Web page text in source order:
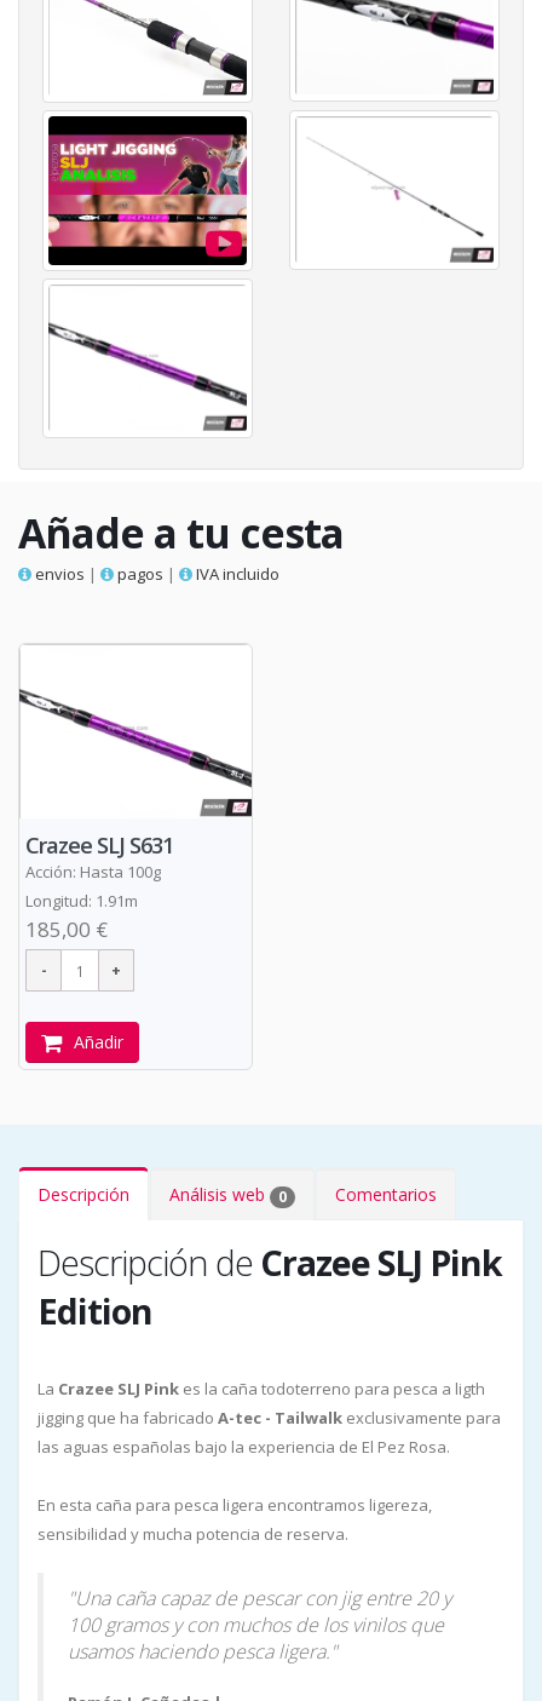
Añade a tu cesta
envios | pagos | IVA incluido
Crazee SLJ S631
Acción: Hasta 100g
Longitud: 1.91m
185,00 €
Añadir
Descripción Análisis web 0 Comentarios
Descripción de Crazee SLJ Pink
Edition
La Crazee SLJ Pink es la caña todoterreno para pesca a ligth
jigging que ha fabricado A-tec - Tailwalk exclusivamente para
las aguas españolas bajo la experiencia de El Pez Rosa.
En esta caña para pesca ligera encontramos ligereza,
sensibilidad y mucha potencia de reserva.
"Una caña capaz de pescar con jig entre 20 y
100 gramos y con muchos de los vinilos que
usamos haciendo pesca ligera."